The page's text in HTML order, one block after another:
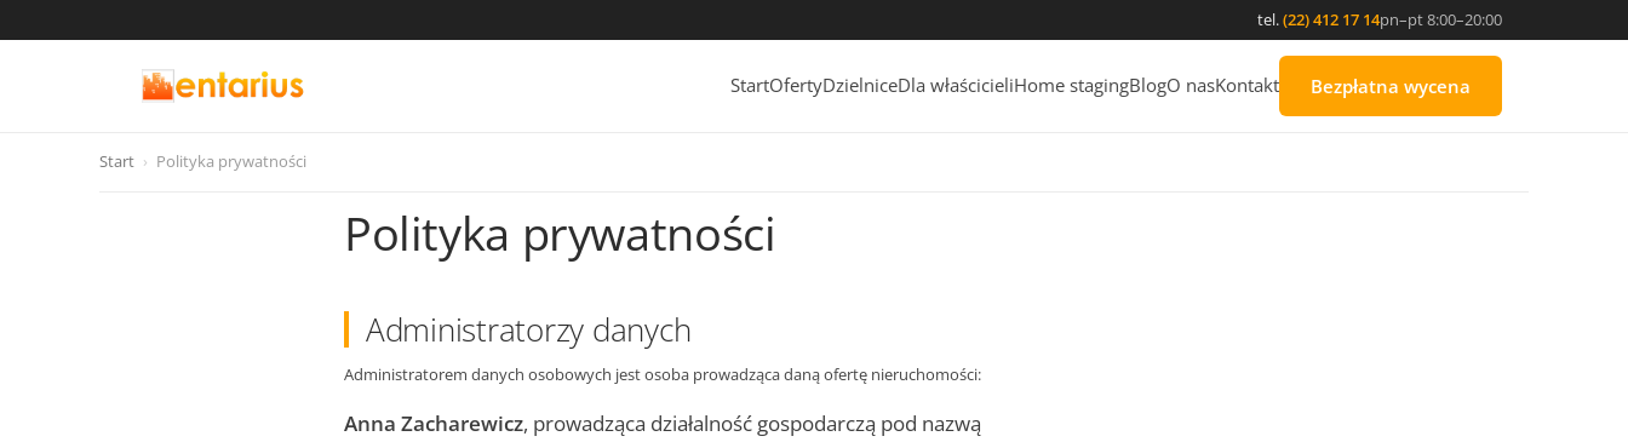
tel.(22) 412 17 14pn–pt 8:00–20:00
StartOfertyDzielniceDla właścicieliHome stagingBlogO nasKontakt Bezpłatna wycena
Start › Polityka prywatności
Polityka prywatności
Administratorzy danych
Administratorem danych osobowych jest osoba prowadząca daną ofertę nieruchomości:
Anna Zacharewicz, prowadząca działalność gospodarczą pod nazwą